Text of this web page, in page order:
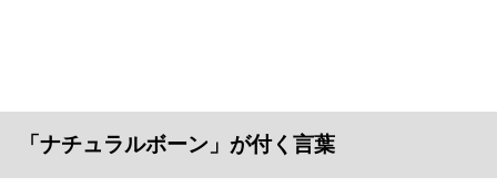
「ナチュラルボーン」が付く言葉